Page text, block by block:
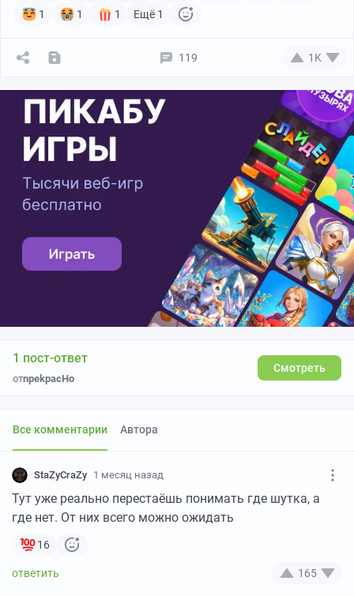
1
1 1 Ещё 1
119 1K
1 пост-ответ
отnpekpacHo
Смотреть
Все комментарии Автора
StaZyCraZy 1 месяц назад
Тут уже реально перестаёшь понимать где шутка, а
где нет. От них всего можно ожидать
16
165